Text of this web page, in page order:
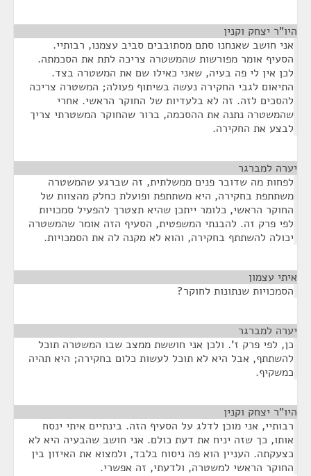
היו"ר יצחק וקנין
אני חושב שאנחנו סתם מסתובבים סביב עצמנו, רבותיי.
הסעיף אומר מפורשות שהמשטרה צריכה לתת את הסכמתה.
לכן אין לי פה בעיה, שאני כאילו שם את המשטרה בצד.
התיאום לגבי החקירה נעשה בשיתוף פעולה; המשטרה צריכה
להסכים לזה. זה לא בלעדיות של החוקר הראשי. אחרי
שהמשטרה נתנה את ההסכמה, ברור שהחוקר המשטרתי צריך
לבצע את החקירה.
יערה למברגר
לפחות מה שדובר פנים ממשלתית, זה שברגע שהמשטרה
משתתפת בחקירה, היא משתתפת ופועלת כחלק מהצוות של
החוקר הראשי, כלומר ייתכן שהיא תצטרך להפעיל סמכויות
לפי פרק זה. להבנתי המשפטית, הסעיף הזה אומר שהמשטרה
יכולה להשתתף בחקירה, והוא לא מקנה לה את הסמכויות.
איתי עצמון
הסמכויות שנתונות לחוקר?
יערה למברגר
כן, לפי פרק ז'. ולכן אני חוששת ממצב שבו המשטרה תוכל
להשתתף, אבל היא לא תוכל לעשות כלום בחקירה; היא תהיה
כמשקיף.
היו"ר יצחק וקנין
רבותיי, אני מוכן לדלג על הסעיף הזה. בינתיים איתי ינסח
אותו, כך שזה יניח את דעת כולם. אני חושב שהבעיה היא לא
כצעקתה. העניין הוא פה ניסוח בלבד, ולמצוא את האיזון בין
החוקר הראשי למשטרה, ולדעתי, זה אפשרי.